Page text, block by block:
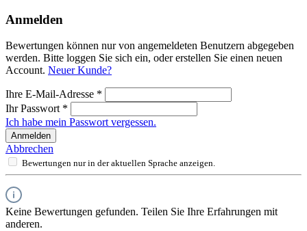
Anmelden
Bewertungen können nur von angemeldeten Benutzern abgegeben
werden. Bitte loggen Sie sich ein, oder erstellen Sie einen neuen
Account. Neuer Kunde?
Ihre E-Mail-Adresse *
Ihr Passwort *
Ich habe mein Passwort vergessen.
Anmelden
Abbrechen
Bewertungen nur in der aktuellen Sprache anzeigen.
Keine Bewertungen gefunden. Teilen Sie Ihre Erfahrungen mit
anderen.